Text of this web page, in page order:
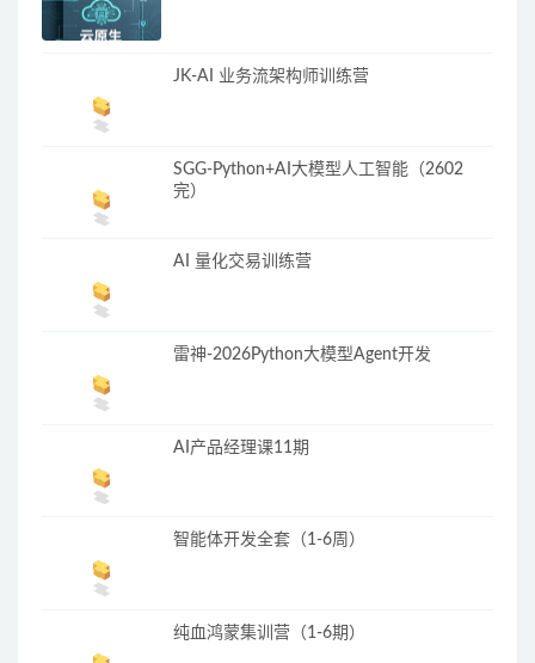
JK-AI 业务流架构师训练营
SGG-Python+AI大模型人工智能（2602
完）
AI 量化交易训练营
雷神-2026Python大模型Agent开发
AI产品经理课11期
智能体开发全套（1-6周）
纯血鸿蒙集训营（1-6期）